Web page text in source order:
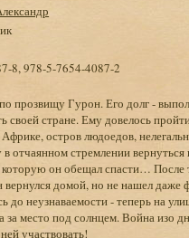
8, 978-5-7654-4087-2
прозвищу Гурон. Его долг -
своей стране. Ему довелось
остров людоедов,
отчаянном стремлении
он обещал спасти… После
вернулся домой, но не нашел даже
до неузнаваемости - теперь на
за место под солнцем. Война изо
участвовать!